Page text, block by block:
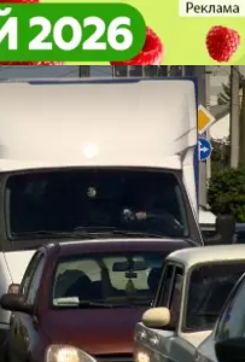
вновь подняли
в Терновке
вновь подняли
в Терновке
курсы